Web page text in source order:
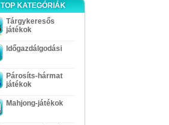
TOP KATEGÓRIÁK
Tárgykeresős
játékok
Időgazdálgodási
Párosíts-hármat
játékok
Mahjong-játékok